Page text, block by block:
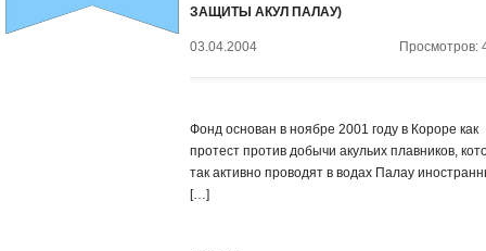
ЗАЩИТЫ АКУЛ ПАЛАУ)
03.04.2004 Просмотров:
Фонд основан в ноябре 2001 году в Короре как
протест против добычи акульих плавников,
так активно проводят в водах Палау
[…]